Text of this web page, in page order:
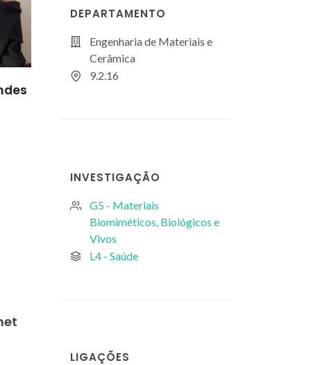
DEPARTAMENTO
Engenharia de Materiais e
Cerâmica
9.2.16
INVESTIGAÇÃO
G5 - Materiais
Biomiméticos, Biológicos e
Vivos
L4 - Saúde
LIGAÇÕES